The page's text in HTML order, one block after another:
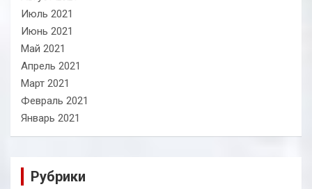
Июль 2021
Июнь 2021
Май 2021
Апрель 2021
Март 2021
Февраль 2021
Январь 2021
Рубрики